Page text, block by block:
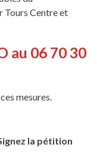
Tours Centre et
au 06 70 30
mesures.
la pétition